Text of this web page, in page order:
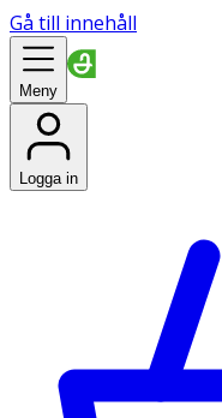
Gå till innehåll
Meny
Logga in